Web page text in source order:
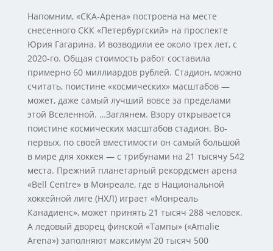
Напомним, «СКА-Арена» построена на месте
снесенного СКК «Петербургский» на проспекте
Юрия Гагарина. И возводили ее около трех лет, с
2020-го. Общая стоимость работ составила
примерно 60 миллиардов рублей. Стадион, можно
считать, поистине «космических» масштабов —
может, даже самый лучший вовсе за пределами
этой Вселенной. …Заглянем. Взору открывается
поистине космических масштабов стадион. Во-
первых, по своей вместимости он самый большой
в мире для хоккея — с трибунами на 21 тысячу 542
места. Прежний планетарный рекордсмен арена
«Bell Centre» в Монреале, где в Национальной
хоккейной лиге (НХЛ) играет «Монреаль
Канадиенс», может принять 21 тысяч 288 человек.
А ледовый дворец финской «Тампы» («Amalie
Arena») заполняют максимум 20 тысяч 500